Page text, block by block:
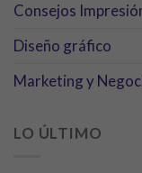
Consejos
Diseño gráfico
Marketing y
LO ÚLTIMO